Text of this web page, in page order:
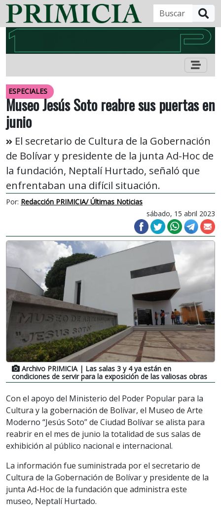
ESPECIALES
Museo Jesús Soto reabre sus puertas en
junio
El secretario de Cultura de la Gobernación
de Bolívar y presidente de la junta Ad-Hoc de
la fundación, Neptalí Hurtado, señaló que
enfrentaban una difícil situación.
Por: Redacción PRIMICIA/ Últimas Noticias
sábado, 15 abril 2023
Archivo PRIMICIA | Las salas 3 y 4 ya están en
condiciones de servir para la exposición de las valiosas obras
Con el apoyo del Ministerio del Poder Popular para la
Cultura y la gobernación de Bolívar, el Museo de Arte
Moderno “Jesús Soto” de Ciudad Bolívar se alista para
reabrir en el mes de junio la totalidad de sus salas de
exhibición al público nacional e internacional.
La información fue suministrada por el secretario de
Cultura de la Gobernación de Bolívar y presidente de la
junta Ad-Hoc de la fundación que administra este
museo, Neptalí Hurtado.